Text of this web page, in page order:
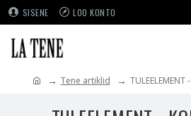
SISENE LOO KONTO
Tene artiklid TULEELEMENT